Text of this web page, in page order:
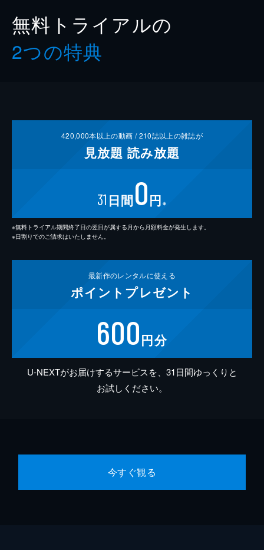
無料トライアルの
2つの特典
420,000本以上の動画 /210誌以上の雑誌が
見放題 読み放題
31 日間0円 ※
※無料トライアル期間終了日の翌日が属する月から月額料金が発生します。
※日割りでのご請求はいたしません。
最新作のレンタルに使える
ポイント プレゼント
600円分
U-NEXTがお届けするサービスを、31日間ゆっくりと
お試しください。
今すぐ観る